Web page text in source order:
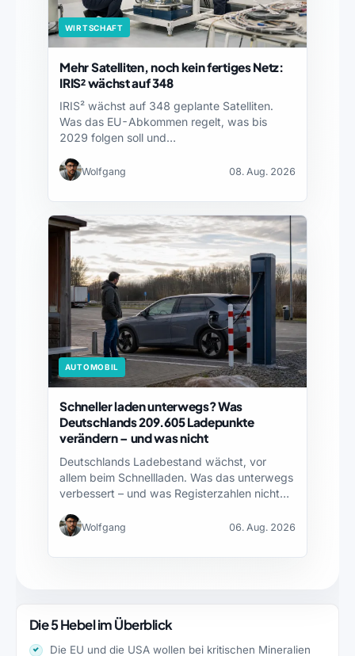
WIRTSCHAFT
Mehr Satelliten, noch kein fertiges Netz:
IRIS² wächst auf 348
IRIS² wächst auf 348 geplante Satelliten.
Was das EU-Abkommen regelt, was bis
2029 folgen soll und…
Wolfgang 08. Aug. 2026
AUTOMOBIL
Schneller laden unterwegs? Was
Deutschlands 209.605 Ladepunkte
verändern – und was nicht
Deutschlands Ladebestand wächst, vor
allem beim Schnellladen. Was das unterwegs
verbessert – und was Registerzahlen nicht…
Wolfgang 06. Aug. 2026
Die 5 Hebel im Überblick
Die EU und die USA wollen bei kritischen Mineralien